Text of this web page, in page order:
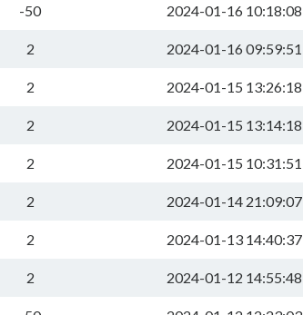
-50 2024-01-16 10:18:08
2 2024-01-16 09:59:51
2 2024-01-15 13:26:18
2 2024-01-15 13:14:18
2 2024-01-15 10:31:51
2 2024-01-14 21:09:07
2 2024-01-13 14:40:37
2 2024-01-12 14:55:48